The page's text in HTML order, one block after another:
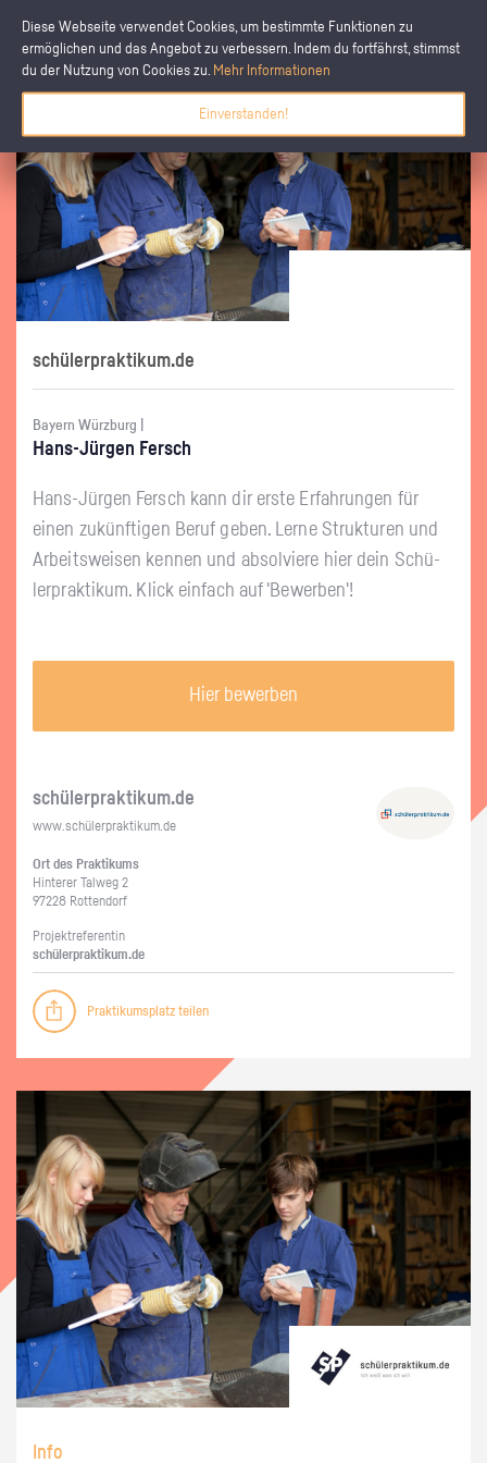
Diese Webseite verwendet Cookies, um bestimmte Funktionen zu
ermöglichen und das Angebot zu verbessern. Indem du fortfährst, stimmst
du der Nutzung von Cookies zu. Mehr Informationen
Einverstanden!
schülerpraktikum.de
Bayern Würzburg |
Hans-Jür­gen Fersch
Hans-Jür­gen Fersch kann dir erste Er­fah­run­gen für
einen zu­künf­ti­gen Beruf geben. Lerne Struk­tu­ren und
Ar­beits­wei­sen ken­nen und ab­sol­vie­re hier dein Schü­
ler­prak­ti­kum. Klick ein­fach auf 'Be­wer­ben'!
Hier bewerben
schü­ler­prak­ti­kum.de
www.​schüler​prak​tiku​m.​de
Ort des Prak­ti­kums
Hin­te­rer Tal­weg 2
97228 Rot­ten­dorf
Pro­jekt­re­fe­ren­tin
schü­ler­prak­ti­kum.de
Praktikumsplatz teilen
Info